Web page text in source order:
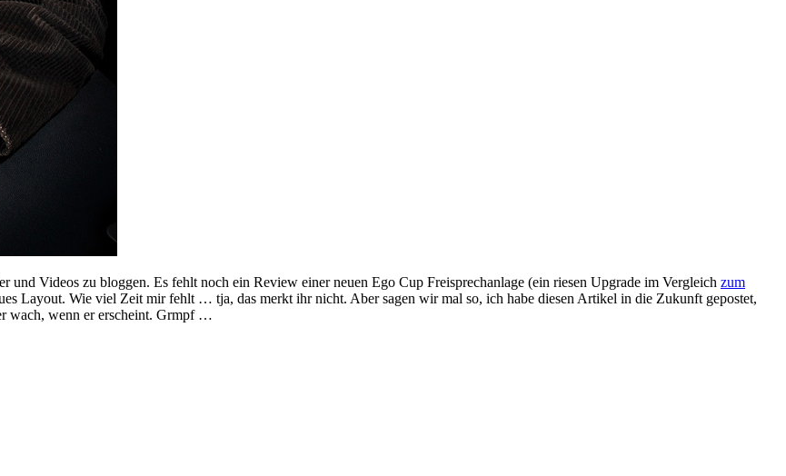
Videos zu bloggen. Es fehlt noch ein Review einer neuen Ego Cup Freisprechanlage (ein riesen Upgrade im Vergleich zum
Layout. Wie viel Zeit mir fehlt … tja, das merkt ihr nicht. Aber sagen wir mal so, ich habe diesen Artikel in die Zukunft gepostet,
wach, wenn er erscheint. Grmpf …